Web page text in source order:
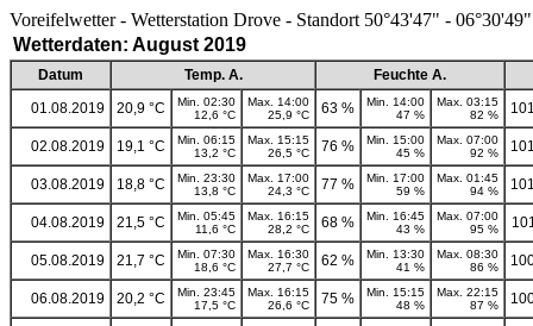
Voreifelwetter - Wetterstation Drove - Standort 50°43'47" - 06°30'49"
Wetterdaten: August 2019
Datum Temp. A.
Feuchte A.
01.08.2019
20,9 °C
Min. 02:30
12,6 °C
Max. 14:00
25,9 °C
63 %
Min. 14:00
47 %
Max. 03:15
82 %
02.08.2019 19,1 °C
Min. 06:15
13,2 °C
Max. 15:15
26,5 °C
76 %
Min. 15:00
45 %
Max. 07:00
92 %
03.08.2019 18,8 °C
Min. 23:30
13,8 °C
Max. 17:00
24,3 °C
77 %
Min. 17:00
59 %
Max. 01:45
94 %
04.08.2019 21,5 °C
Min. 05:45
11,6 °C
Max. 16:15
28,2 °C
68 %
Min. 16:45
43 %
Max. 07:00
95 %
05.08.2019 21,7 °C
Min. 07:30
18,6 °C
Max. 16:30
27,7 °C
62 %
Min. 13:30
41 %
Max. 08:30
86 %
06.08.2019 20,2 °C
Min. 23:45
17,5 °C
Max. 16:15
26,6 °C
75 %
Min. 15:15
48 %
Max. 22:15
87 %